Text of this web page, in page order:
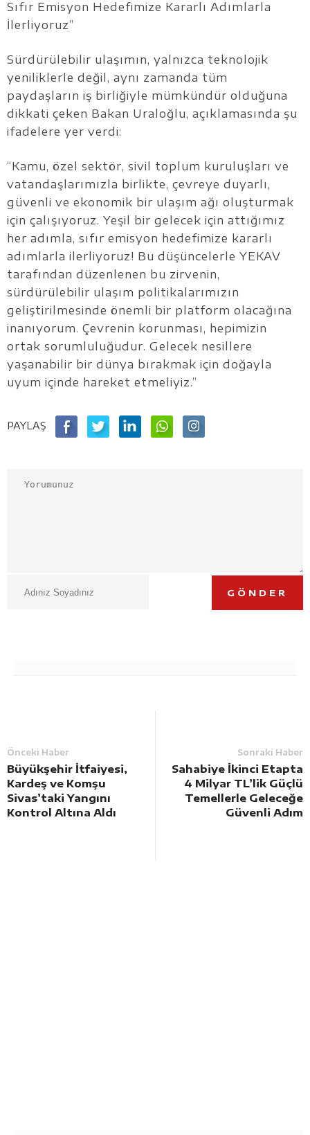
Sıfır Emisyon Hedefimize Kararlı Adımlarla
İlerliyoruz”
Sürdürülebilir ulaşımın, yalnızca teknolojik
yeniliklerle değil, aynı zamanda tüm
paydaşların iş birliğiyle mümkündür olduğuna
dikkati çeken Bakan Uraloğlu, açıklamasında şu
ifadelere yer verdi:
“Kamu, özel sektör, sivil toplum kuruluşları ve
vatandaşlarımızla birlikte, çevreye duyarlı,
güvenli ve ekonomik bir ulaşım ağı oluşturmak
için çalışıyoruz. Yeşil bir gelecek için attığımız
her adımla, sıfır emisyon hedefimize kararlı
adımlarla ilerliyoruz! Bu düşüncelerle YEKAV
tarafından düzenlenen bu zirvenin,
sürdürülebilir ulaşım politikalarımızın
geliştirilmesinde önemli bir platform olacağına
inanıyorum. Çevrenin korunması, hepimizin
ortak sorumluluğudur. Gelecek nesillere
yaşanabilir bir dünya bırakmak için doğayla
uyum içinde hareket etmeliyiz.”
PAYLAŞ
GÖNDER
Önceki Haber
Büyükşehir İtfaiyesi,
Kardeş ve Komşu
Sivas’taki Yangını
Kontrol Altına Aldı
Sonraki Haber
Sahabiye İkinci Etapta
4 Milyar TL’lik Güçlü
Temellerle Geleceğe
Güvenli Adım